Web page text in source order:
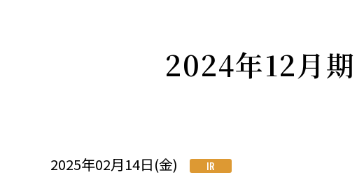
2024年12月
2025年02月14日(金) IR